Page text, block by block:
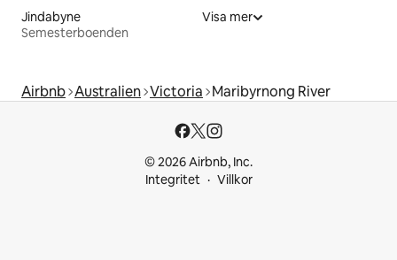
Jindabyne
Semesterboenden
Visa mer
Airbnb Australien Victoria Maribyrnong River
© 2026 Airbnb, Inc.
Integritet
Villkor